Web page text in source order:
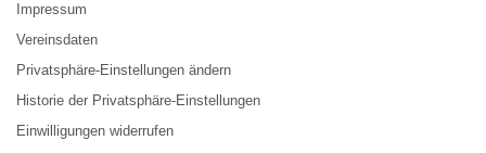
Impressum
Vereinsdaten
Privatsphäre-Einstellungen ändern
Historie der Privatsphäre-Einstellungen
Einwilligungen widerrufen